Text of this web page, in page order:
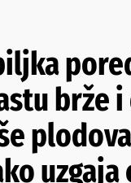
brže